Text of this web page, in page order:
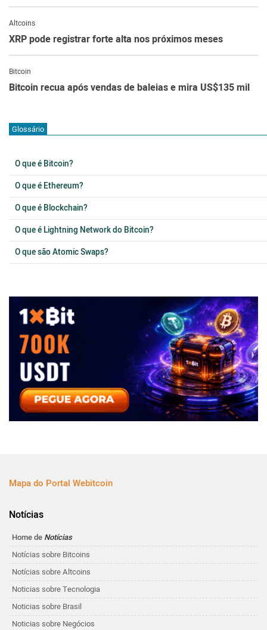
Altcoins
XRP pode registrar forte alta nos próximos meses
Bitcoin
Bitcoin recua após vendas de baleias e mira US$135 mil
Glossário
O que é Bitcoin?
O que é Ethereum?
O que é Blockchain?
O que é Lightning Network do Bitcoin?
O que são Atomic Swaps?
Mapa do Portal Webitcoin
Notícias
Home de Notícias
Notícias sobre Bitcoins
Notícias sobre Altcoins
Noticias sobre Tecnologia
Noticias sobre Brasil
Noticias sobre Negócios